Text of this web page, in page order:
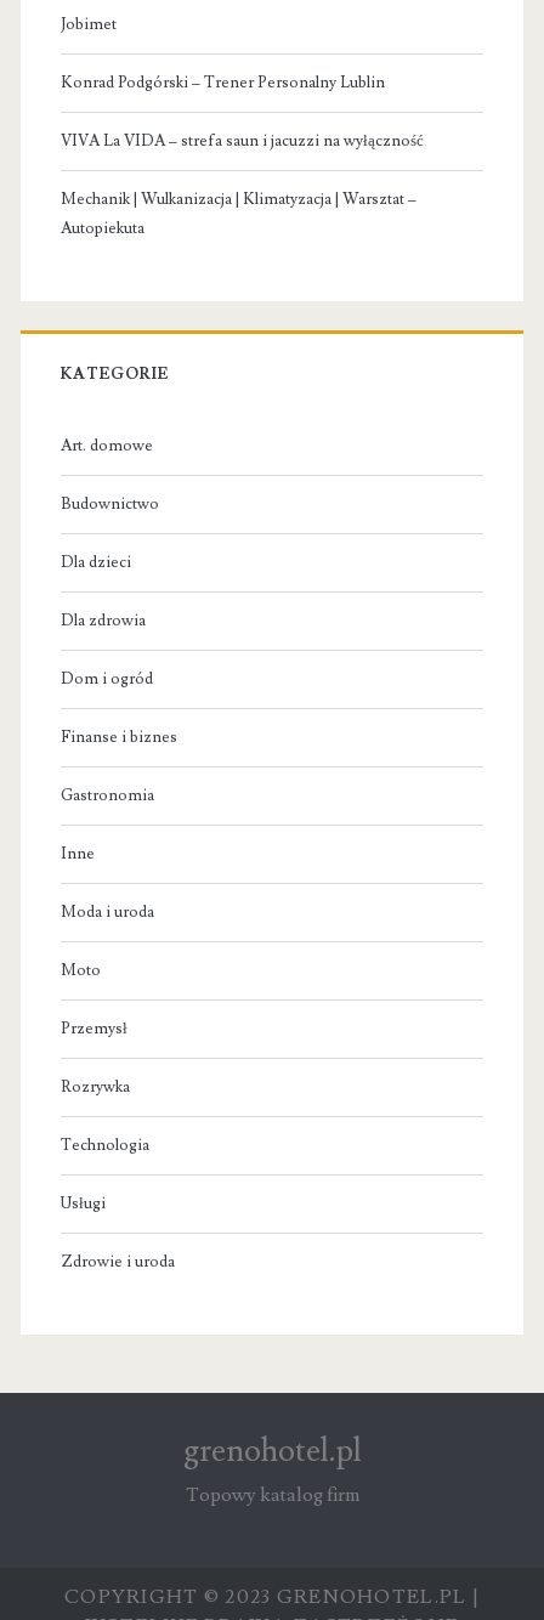
Jobimet
Konrad Podgórski – Trener Personalny Lublin
VIVA La VIDA – strefa saun i jacuzzi na wyłączność
Mechanik | Wulkanizacja | Klimatyzacja | Warsztat –
Autopiekuta
KATEGORIE
Art. domowe
Budownictwo
Dla dzieci
Dla zdrowia
Dom i ogród
Finanse i biznes
Gastronomia
Inne
Moda i uroda
Moto
Przemysł
Rozrywka
Technologia
Usługi
Zdrowie i uroda
grenohotel.pl
Topowy katalog firm
COPYRIGHT © 2023 GRENOHOTEL.PL |